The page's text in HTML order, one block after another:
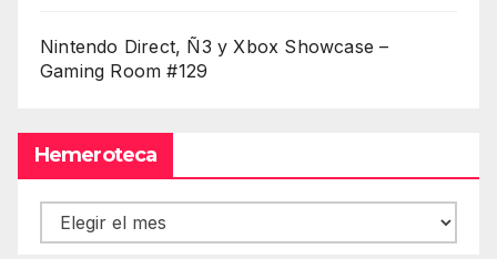
Nintendo Direct, Ñ3 y Xbox Showcase –
Gaming Room #129
Hemeroteca
Hemeroteca